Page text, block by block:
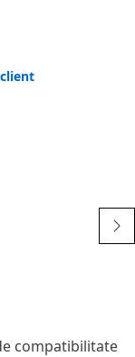
compatibilitate